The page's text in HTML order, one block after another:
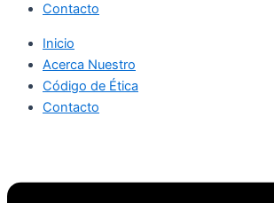
Contacto
Inicio
Acerca Nuestro
Código de Ética
Contacto